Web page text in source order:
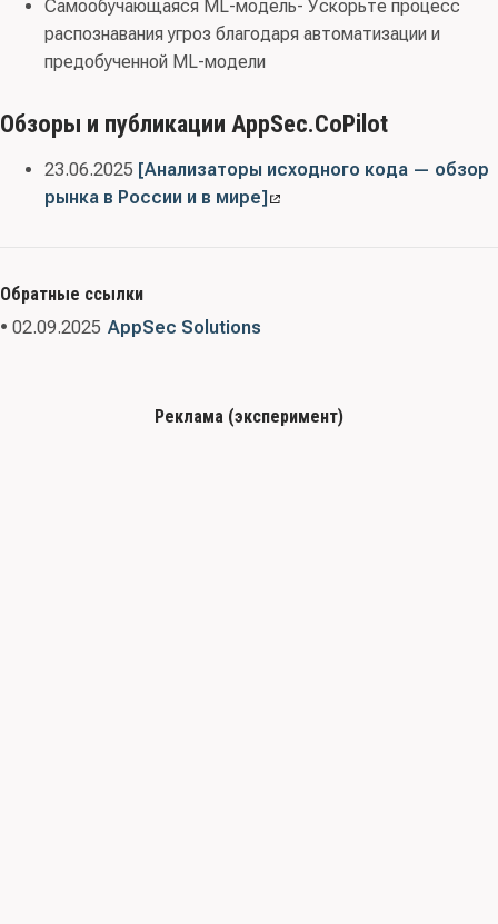
Самообучающаяся ML-модель- Ускорьте процесс
распознавания угроз благодаря автоматизации и
предобученной ML-модели
Обзоры и публикации AppSec.CoPilot
23.06.2025 [Анализаторы исходного кода — обзор
рынка в России и в мире]
Обратные ссылки
• 02.09.2025 AppSec Solutions
Реклама (эксперимент)